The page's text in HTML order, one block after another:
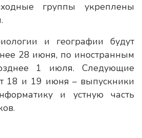
группы укреплены
и географии будут
28 июня, по иностранным
1 июля. Следующие
18 и 19 июня – выпускники
и устную часть